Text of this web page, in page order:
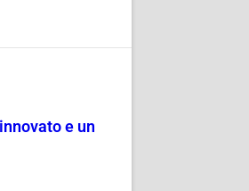
e un